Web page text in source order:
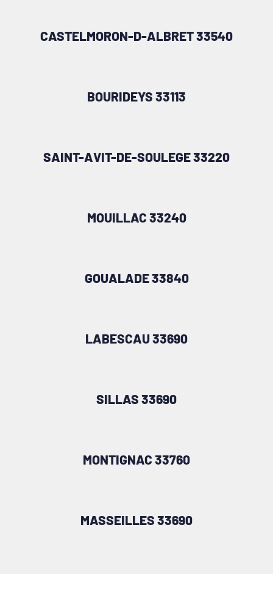
CASTELMORON-D-ALBRET 33540
BOURIDEYS 33113
SAINT-AVIT-DE-SOULEGE 33220
MOUILLAC 33240
GOUALADE 33840
LABESCAU 33690
SILLAS 33690
MONTIGNAC 33760
MASSEILLES 33690